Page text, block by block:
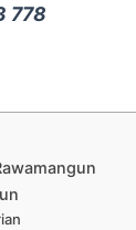
778